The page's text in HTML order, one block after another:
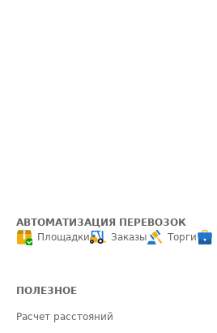
АВТОМАТИЗАЦИЯ ПЕРЕВОЗОК
Площадки
Заказы Торги
ПОЛЕЗНОЕ
Расчет расстояний